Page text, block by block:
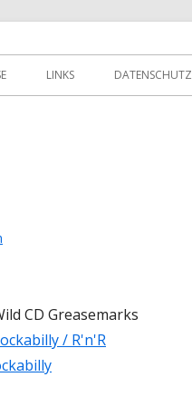
LINKS DATENSCHUTZ
CD Greasemarks
/ R'n'R